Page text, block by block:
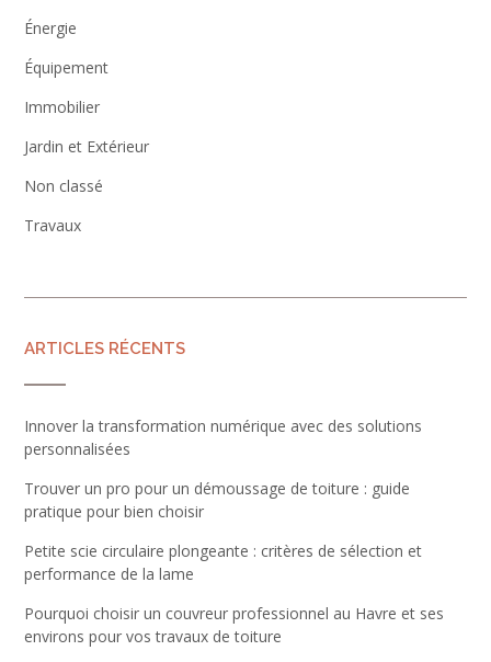
Énergie
Équipement
Immobilier
Jardin et Extérieur
Non classé
Travaux
ARTICLES RÉCENTS
Innover la transformation numérique avec des solutions
personnalisées
Trouver un pro pour un démoussage de toiture : guide
pratique pour bien choisir
Petite scie circulaire plongeante : critères de sélection et
performance de la lame
Pourquoi choisir un couvreur professionnel au Havre et ses
environs pour vos travaux de toiture